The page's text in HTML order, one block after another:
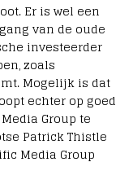
Er is wel een
van de oude
investeerder
zoals
Mogelijk is dat
echter op goed
Group te
Patrick Thistle
Media Group